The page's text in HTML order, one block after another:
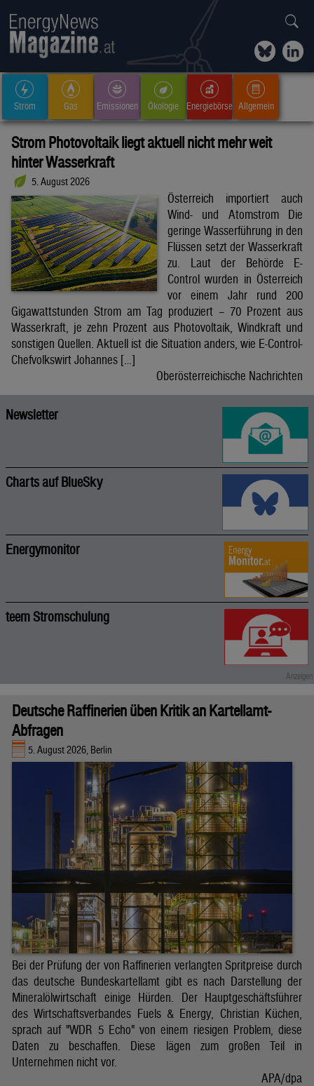
Strom Gas Emissionen Ökologie Energiebörse Allgemein
Strom Photovoltaik liegt aktuell nicht mehr weit
hinter Wasserkraft
5. August 2026
Österreich importiert auch
Wind- und Atomstrom Die
geringe Wasserführung in den
Flüssen setzt der Wasserkraft
zu. Laut der Behörde E-
Control wurden in Österreich
vor einem Jahr rund 200
Gigawattstunden Strom am Tag produziert – 70 Prozent aus
Wasserkraft, je zehn Prozent aus Photovoltaik, Windkraft und
sonstigen Quellen. Aktuell ist die Situation anders, wie E-Control-
Chefvolkswirt Johannes […]
Oberösterreichische Nachrichten
Newsletter
Charts auf BlueSky
Energymonitor
teem Stromschulung
Deutsche Raffinerien üben Kritik an Kartellamt-
Abfragen
5. August 2026, Berlin
Bei der Prüfung der von Raffinerien verlangten Spritpreise durch
das deutsche Bundeskartellamt gibt es nach Darstellung der
Mineralölwirtschaft einige Hürden. Der Hauptgeschäftsführer
des Wirtschaftsverbandes Fuels & Energy, Christian Küchen,
sprach auf "WDR 5 Echo" von einem riesigen Problem, diese
Daten zu beschaffen. Diese lägen zum großen Teil in
Unternehmen nicht vor.
APA/dpa